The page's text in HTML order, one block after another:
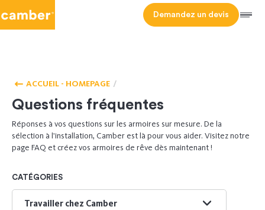
Demandez un devis Menu
ACCUEIL - HOMEPAGE
Questions fréquentes
Réponses à vos questions sur les armoires sur mesure. De la
sélection à l’installation, Camber est là pour vous aider. Visitez notre
page FAQ et créez vos armoires de rêve dès maintenant !
CATÉGORIES
Travailler chez Camber